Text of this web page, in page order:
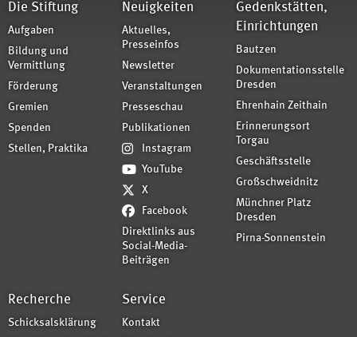
Die Stiftung
Aufgaben
Bildung und
Vermittlung
Förderung
Gremien
Spenden
Stellen, Praktika
Neuigkeiten
Aktuelles,
Presseinfos
Newsletter
Veranstaltungen
Presseschau
Publikationen
Instagram
YouTube
X
Facebook
Direktlinks aus
Social-Media-
Beiträgen
Gedenkstätten,
Einrichtungen
Bautzen
Dokumentationsstelle
Dresden
Ehrenhain Zeithain
Erinnerungsort
Torgau
Geschäftsstelle
Großschweidnitz
Münchner Platz
Dresden
Pirna-Sonnenstein
Recherche
Schicksalsklärung
Service
Kontakt